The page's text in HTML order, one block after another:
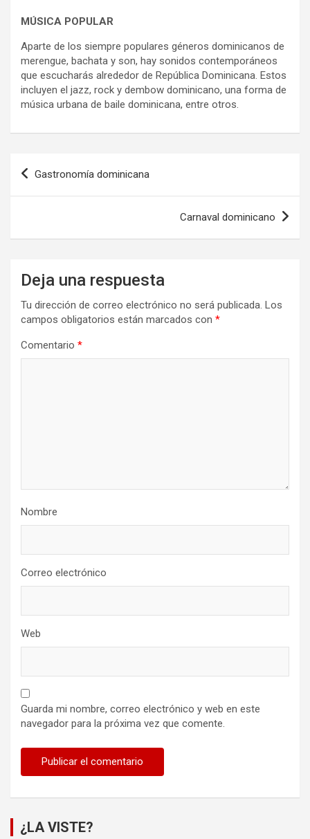
MÚSICA POPULAR
Aparte de los siempre populares géneros dominicanos de
merengue, bachata y son, hay sonidos contemporáneos
que escucharás alrededor de República Dominicana. Estos
incluyen el jazz, rock y dembow dominicano, una forma de
música urbana de baile dominicana, entre otros.
Navegación
Gastronomía dominicana
Carnaval dominicano
Deja una respuesta
Tu dirección de correo electrónico no será publicada. Los
campos obligatorios están marcados con *
Comentario *
Nombre
Correo electrónico
Web
Guarda mi nombre, correo electrónico y web en este
navegador para la próxima vez que comente.
¿LA VISTE?